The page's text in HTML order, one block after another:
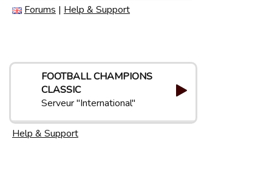
Forums | Help & Support
FOOTBALL CHAMPIONS
CLASSIC
Serveur "International"
Help & Support